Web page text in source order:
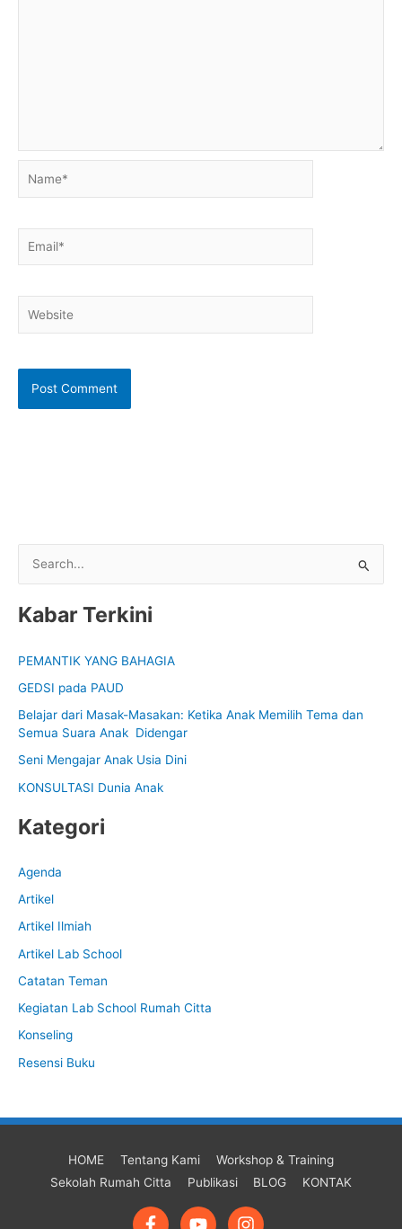
a
c
h
f
o
r
:
Kabar Terkini
PEMANTIK YANG BAHAGIA
GEDSI pada PAUD
Belajar dari Masak-Masakan: Ketika Anak Memilih Tema dan
Semua Suara Anak Didengar
Seni Mengajar Anak Usia Dini
KONSULTASI Dunia Anak
Kategori
Agenda
Artikel
Artikel Ilmiah
Artikel Lab School
Catatan Teman
Kegiatan Lab School Rumah Citta
Konseling
Resensi Buku
HOME Tentang Kami
Workshop & Training
Sekolah Rumah Citta
Publikasi BLOG KONTAK